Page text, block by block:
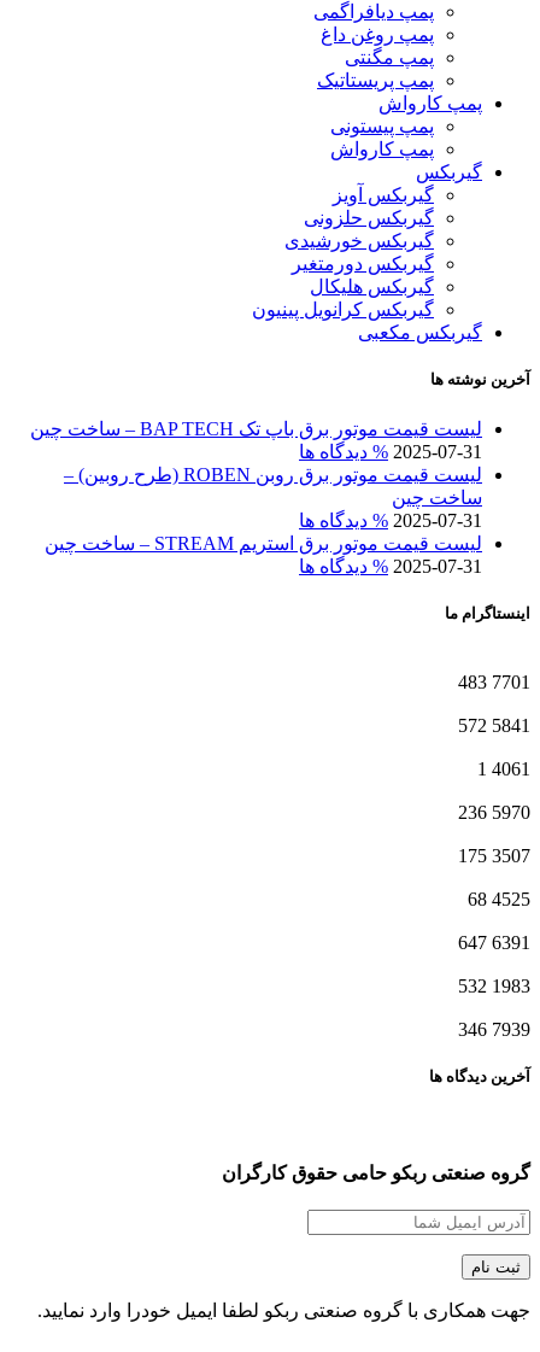
پمپ دیافراگمی
پمپ روغن داغ
پمپ مگنتی
پمپ پریستاتیک
پمپ کارواش
پمپ پیستونی
پمپ کارواش
گیربکس
گیربکس آویز
گیربکس حلزونی
گیربکس خورشیدی
گیربکس دورمتغیر
گیربکس هلیکال
گیربکس کرانویل پینیون
گیربکس مکعبی
آخرین نوشته ها
لیست قیمت موتور برق باپ تک BAP TECH – ساخت چین
2025-07-31 % دیدگاه ها
لیست قیمت موتور برق روبن ROBEN (طرح روبین) –
ساخت چین
2025-07-31 % دیدگاه ها
لیست قیمت موتور برق استریم STREAM – ساخت چین
2025-07-31 % دیدگاه ها
اینستاگرام ما
7701
483
5841
572
4061
1
5970
236
3507
175
4525
68
6391
647
1983
532
7939
346
آخرین دیدگاه ها
گروه صنعتی ربکو حامی حقوق کارگران
جهت همکاری با گروه صنعتی ربکو لطفا ایمیل خودرا وارد نمایید.